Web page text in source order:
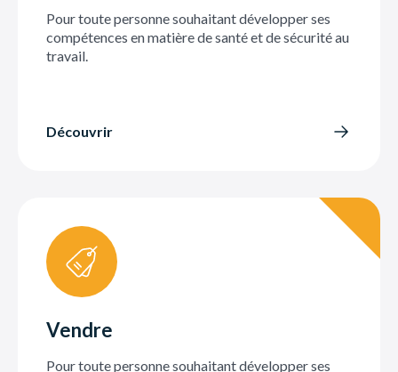
Pour toute personne souhaitant développer ses
compétences en matière de santé et de sécurité au
travail.
Découvrir
Vendre
Pour toute personne souhaitant développer ses